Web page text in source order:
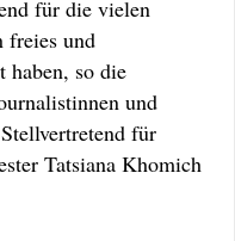
für die vielen
freies und
haben, so die
und
für
Tatsiana Khomich